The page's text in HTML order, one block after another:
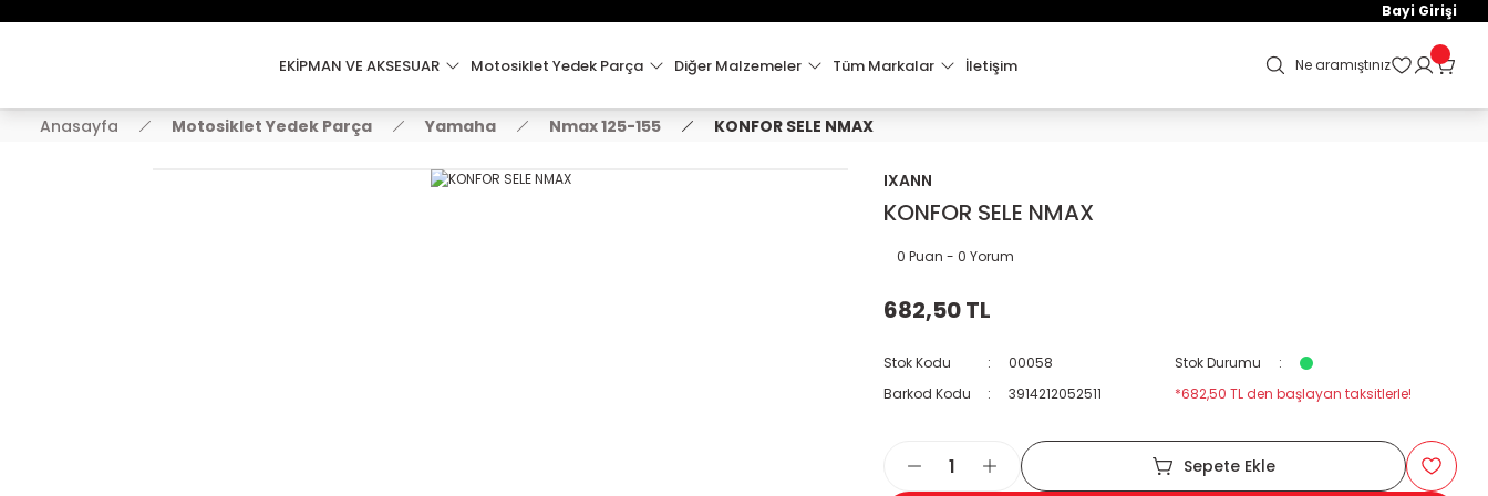
2000 TL VE ÜZERİ KARGO ÜCRETSİZ !
Bayi Girişi
EKİPMAN VE AKSESUAR Motosiklet Yedek Parça Diğer Malzemeler Tüm Markalar İletişim Ne aramıştınız
Anasayfa Motosiklet Yedek Parça Yamaha Nmax 125-155 KONFOR SELE NMAX
IXANN
KONFOR SELE NMAX
0 Puan - 0 Yorum
682,50 TL
Stok Kodu 00058
Stok Durumu
Barkod Kodu
3914212052511 *682,50 TL den başlayan taksitlerle!
Sepete Ekle